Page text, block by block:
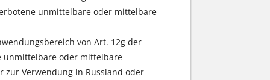
unmittelbare oder mittelbare
von Art. 12g der
unmittelbare oder mittelbare
zur Verwendung in Russland oder